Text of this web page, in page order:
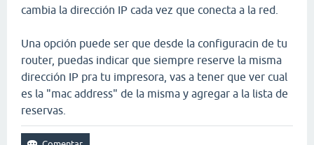
cambia la dirección IP cada vez que conecta a la red.
Una opción puede ser que desde la configuracin de tu
router, puedas indicar que siempre reserve la misma
dirección IP pra tu impresora, vas a tener que ver cual
es la "mac address" de la misma y agregar a la lista de
reservas.